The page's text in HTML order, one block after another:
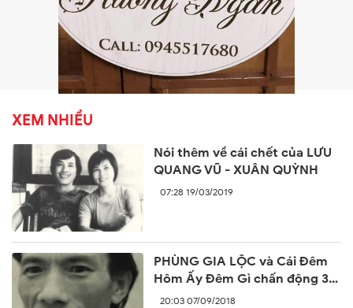
XEM NHIỀU
Nói thêm về cái chết của LƯU
QUANG VŨ - XUÂN QUỲNH
07:28 19/03/2019
PHÙNG GIA LỘC và Cái Đêm
Hôm Ấy Đêm Gì chấn động 30
năm trước
20:03 07/09/2018